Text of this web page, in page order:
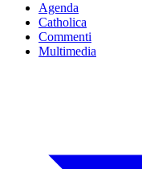
Agenda
Catholica
Commenti
Multimedia